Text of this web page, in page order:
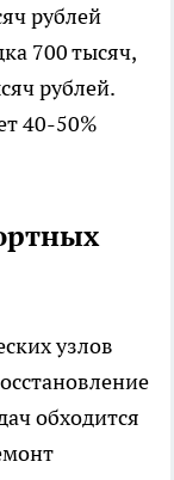
рублей
700 тысяч,
рублей.
40-50%
узлов
обходится